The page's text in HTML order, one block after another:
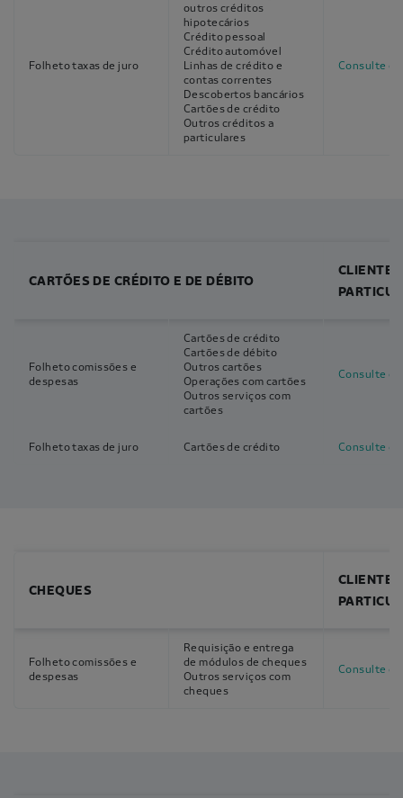
Folheto taxas de juro
outros créditos
hipotecários
Crédito pessoal
Crédito automóvel
Linhas de crédito e
contas correntes
Descobertos bancários
Cartões de crédito
Outros créditos a
particulares
Consulte o
CARTÕES DE CRÉDITO E DE DÉBITO
CLIENTES
Folheto comissões e
despesas
Cartões de crédito
Cartões de débito
Outros cartões
Operações com cartões
Outros serviços com
cartões
Consulte o
Folheto taxas de juro Cartões de crédito Consulte o
CHEQUES
CLIENTES
Folheto comissões e
despesas
Requisição e entrega
de módulos de cheques
Outros serviços com
cheques
Consulte o